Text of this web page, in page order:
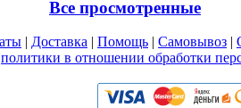
Все просмотренные
| Доставка | Помощь | Самовывоз |
политики в отношении обработки